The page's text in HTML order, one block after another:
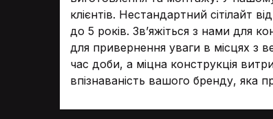
клієнтів. Нестандартний сітілайт
до 5 років. Зв’яжіться з нами для
для привернення уваги в місцях з
час доби, а міцна конструкція
впізнаваність вашого бренду, яка